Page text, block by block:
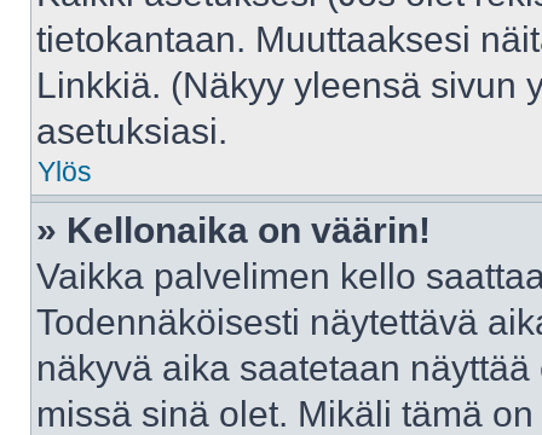
tietokantaan. Muuttaaksesi
Linkkiä. (Näkyy yleensä sivun
asetuksiasi.
Ylös
» Kellonaika on väärin!
Vaikka palvelimen kello
Todennäköisesti näytettävä
näkyvä aika saatetaan
missä sinä olet. Mikäli tämä